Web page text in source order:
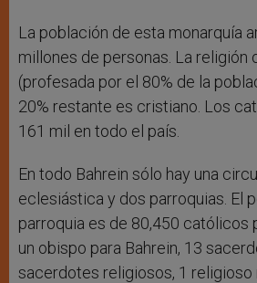
La población de esta monarquía
millones de personas. La religión
(profesada por el 80% de la
20% restante es cristiano. Los
161 mil en todo el país.
En todo Bahrein sólo hay una
eclesiástica y dos parroquias. El
parroquia es de 80,450 católicos
un obispo para Bahrein, 13
sacerdotes religiosos, 1 religioso